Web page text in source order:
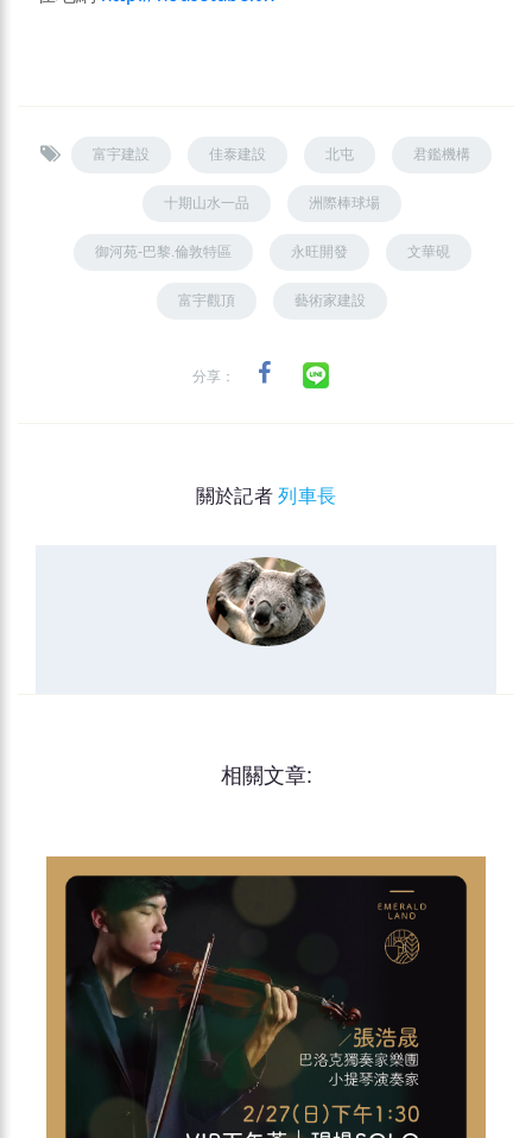
富宇建設 佳泰建設 北屯 君鑑機構
十期山水一品 洲際棒球場
御河苑-巴黎.倫敦特區 永旺開發 文華硯
富宇觀頂 藝術家建設
分享：
關於記者列車長
相關文章: